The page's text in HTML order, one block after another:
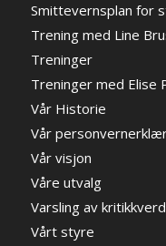
Smittevernsplan for
Trening med Line
Treninger
Treninger med Elise
Vår Historie
Vår
Vår visjon
Våre utvalg
Varsling av
Vårt styre